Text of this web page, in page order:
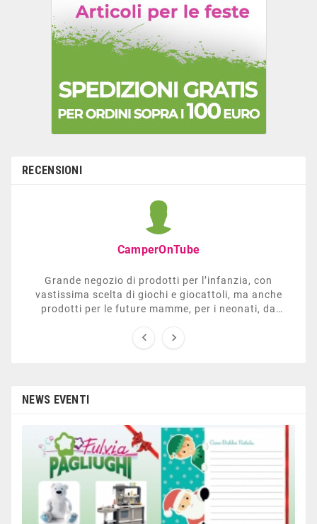
RECENSIONI
CamperOnTube
Grande negozio di prodotti per l’infanzia, con
vastissima scelta di giochi e giocattoli, ma anche
prodotti per le future mamme, per i neonati, da
sezione dedicata all’arredo giardino, giochi all’aperto,
 
NEWS EVENTI